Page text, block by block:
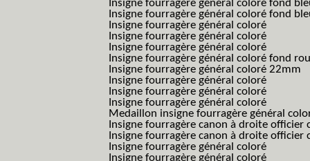
Insigne fourragère général coloré fond
Insigne fourragère général coloré fond
Insigne fourragère général coloré
Insigne fourragère général coloré
Insigne fourragère général coloré
Insigne fourragère général coloré fond
Insigne fourragère général coloré 22mm
Insigne fourragère général coloré
Insigne fourragère général coloré
Insigne fourragère général coloré
Medaillon insigne fourragère général
Insigne fourragère canon à droite
Insigne fourragère canon à droite
Insigne fourragère général coloré
Insigne fourragère général coloré